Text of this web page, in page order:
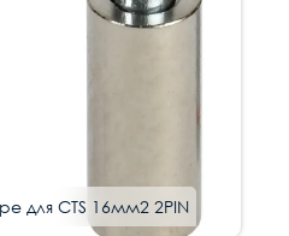
для CTS 16мм2 2PIN